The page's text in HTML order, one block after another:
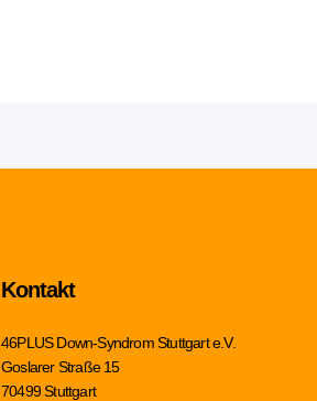
Kontakt
46PLUS Down-Syndrom Stuttgart e.V.
Goslarer Straße 15
70499 Stuttgart